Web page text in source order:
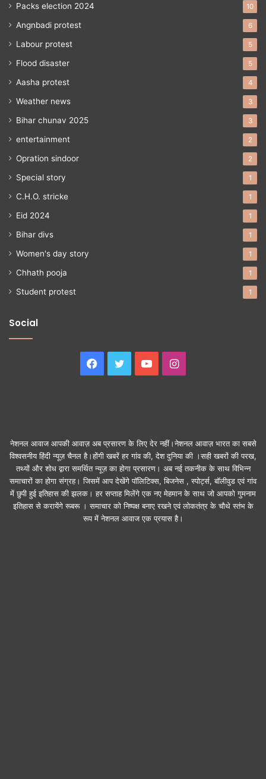
Packs election 2024 10
Angnbadi protest 6
Labour protest 5
Flood disaster 5
Aasha protest 4
Weather news 3
Bihar chunav 2025 3
entertainment 2
Opration sindoor 2
Special story 1
C.H.O. stricke 1
Eid 2024 1
Bihar divs 1
Women's day story 1
Chhath pooja 1
Student protest 1
Social
Facebook
Twitter YouTubeInstagram
नेशनल आवाज आपकी आवाज़ अब प्रसारण के लिए देर नहीं।नेशनल आवाज़ भारत का सबसे
विश्वसनीय हिंदी न्यूज़ चैनल है।होंगी खबरें हर गांव की, देश दुनिया की ।सही खबरों की परख,
तथ्यों और शोध द्वारा समर्थित न्यूज़ का होगा प्रसारण। अब नई तकनीक के साथ विभिन्न
समाचारों का होगा संग्रह। जिसमें आप देखेंगे पॉलिटिक्स, बिजनेस , स्पोर्ट्स, बॉलीवुड एवं गांव
में छुपी हुई इतिहास की झलक। हर सप्ताह मिलेंगे एक नए मेहमान के साथ जो आपको गुमनाम
इतिहास से करायेंगे रूबरू । समाचार को निष्पक्ष बनाए रखने एवं लोकतंत्र के चौथे स्तंभ के
रूप में नेशनल आवाज एक प्रयास है।